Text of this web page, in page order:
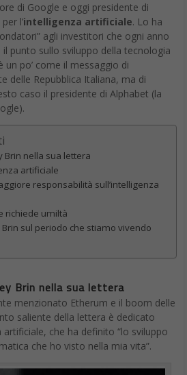
di Google e oggi presidente di
l’intelligenza artificiale. Lo ha
agli investitori che ogni anno
punto sullo sviluppo della tecnologia
po’ come il messaggio di
delle Repubblica Italiana, ma di
caso il presidente di Alphabet (la
Brin nella sua lettera
artificiale
responsabilità sull’intelligenza
richiede umiltà
sul periodo che stiamo vivendo
Brin nella sua lettera
menzionato Etherum e il boom delle
saliente della lettera è dedicato
artificiale, che ha definito “lo sviluppo
che ho visto nella mia vita”.